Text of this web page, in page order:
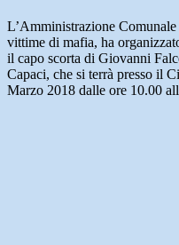
L’Amministrazione
vittime di mafia, ha
il capo scorta di Giovanni
Capaci, che si terrà presso il
Marzo 2018 dalle ore 10.00